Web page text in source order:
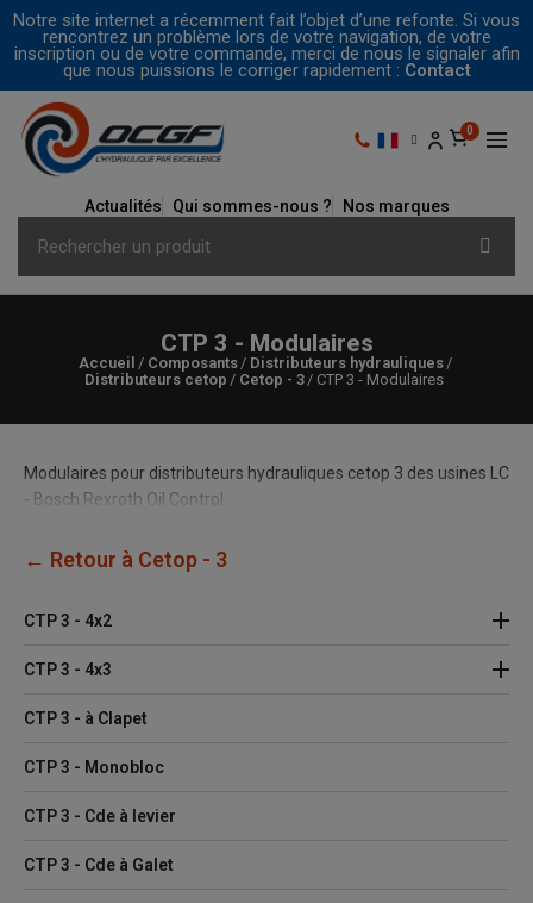
Notre site internet a récemment fait l’objet d’une refonte. Si vous
rencontrez un problème lors de votre navigation, de votre
inscription ou de votre commande, merci de nous le signaler afin
que nous puissions le corriger rapidement : Contact
Actualités Qui sommes-nous ? Nos marques
CTP 3 - Modulaires
Accueil Composants
Distributeurs hydrauliques
Distributeurs cetop
Cetop - 3 CTP 3 - Modulaires
Modulaires pour distributeurs hydrauliques cetop 3 des usines LC
- Bosch Rexroth Oil Control
← Retour à Cetop - 3
CTP 3 - 4x2
CTP 3 - 4x3
CTP 3 - à Clapet
CTP 3 - Monobloc
CTP 3 - Cde à levier
CTP 3 - Cde à Galet